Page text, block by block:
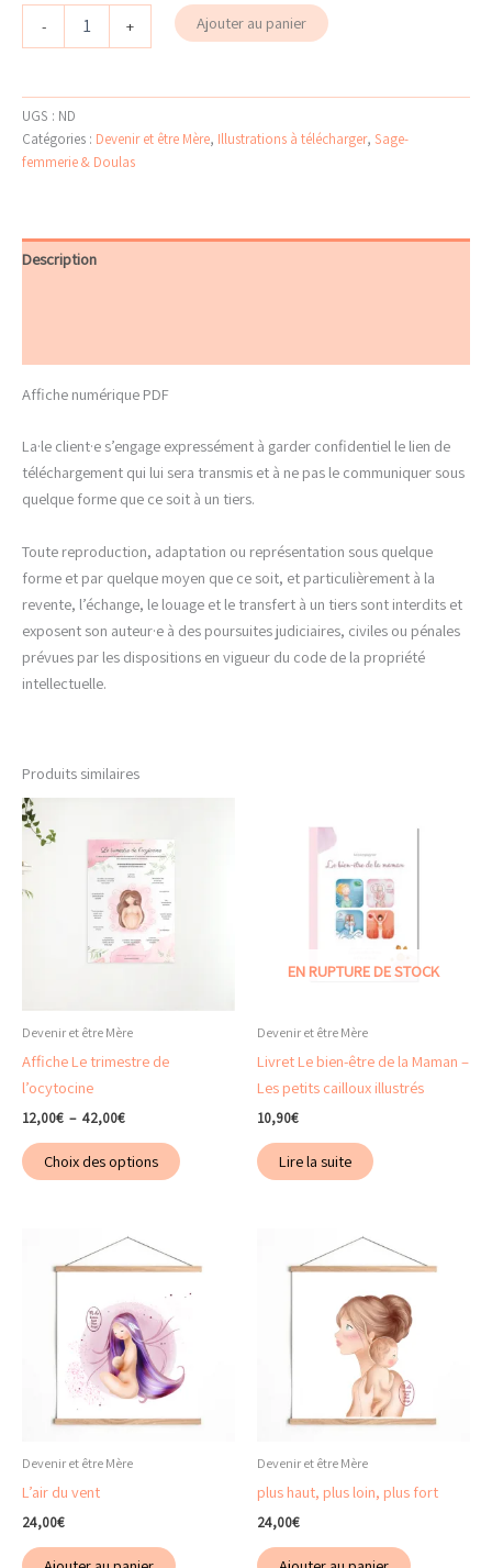
-
-
Synergie
accouchement
+ Ajouter au panier
UGS : ND
Catégories : Devenir et être Mère, Illustrations à télécharger, Sage-
femmerie & Doulas
Description
Affiche numérique PDF
La·le client·e s’engage expressément à garder confidentiel le lien de
téléchargement qui lui sera transmis et à ne pas le communiquer sous
quelque forme que ce soit à un tiers.
Toute reproduction, adaptation ou représentation sous quelque
forme et par quelque moyen que ce soit, et particulièrement à la
revente, l’échange, le louage et le transfert à un tiers sont interdits et
exposent son auteur·e à des poursuites judiciaires, civiles ou pénales
prévues par les dispositions en vigueur du code de la propriété
intellectuelle.
Produits similaires
Devenir et être Mère
Affiche Le trimestre de
l’ocytocine
12,00€ – 42,00€Plage
prix :
12,00€
Choix des options
produit
Les
options
choisies
EN RUPTURE DE STOCK
Devenir et être Mère
Livret Le bien-être de la Maman –
Les petits cailloux illustrés
10,90€
Lire la suite
Devenir et être Mère
L’air du vent
24,00€
Devenir et être Mère
plus haut, plus loin, plus fort
24,00€